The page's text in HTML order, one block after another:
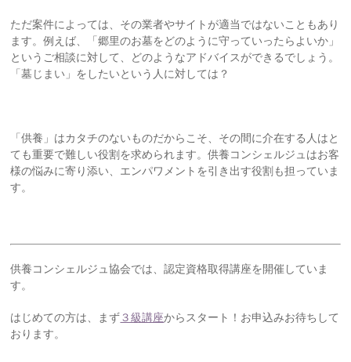
ただ案件によっては、その業者やサイトが適当ではないこともあり
ます。例えば、「郷里のお墓をどのように守っていったらよいか」
というご相談に対して、どのようなアドバイスができるでしょう。
「墓じまい」をしたいという人に対しては？
「供養」はカタチのないものだからこそ、その間に介在する人はと
ても重要で難しい役割を求められます。供養コンシェルジュはお客
様の悩みに寄り添い、エンパワメントを引き出す役割も担っていま
す。
供養コンシェルジュ協会では、認定資格取得講座を開催していま
す。
はじめての方は、まず３級講座からスタート！お申込みお待ちして
おります。